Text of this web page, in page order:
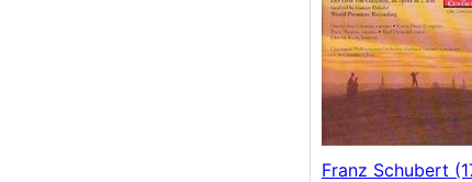
Franz Schubert